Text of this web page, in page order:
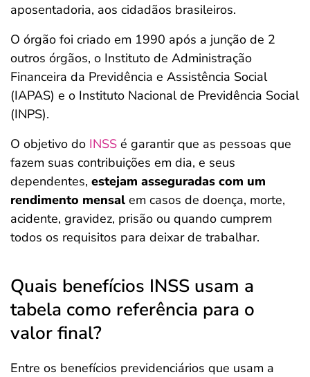
aposentadoria, aos cidadãos brasileiros.
O órgão foi criado em 1990 após a junção de 2
outros órgãos, o Instituto de Administração
Financeira da Previdência e Assistência Social
(IAPAS) e o Instituto Nacional de Previdência Social
(INPS).
O objetivo do INSS é garantir que as pessoas que
fazem suas contribuições em dia, e seus
dependentes, estejam asseguradas com um
rendimento mensal em casos de doença, morte,
acidente, gravidez, prisão ou quando cumprem
todos os requisitos para deixar de trabalhar.
Quais benefícios INSS usam a
tabela como referência para o
valor final?
Entre os benefícios previdenciários que usam a